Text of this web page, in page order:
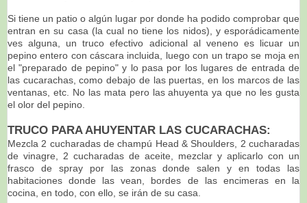
Si tiene un patio o algún lugar por donde ha podido comprobar que
entran en su casa (la cual no tiene los nidos), y esporádicamente
ves alguna, un truco efectivo adicional al veneno es licuar un
pepino entero con cáscara incluida, luego con un trapo se moja en
el "preparado de pepino" y lo pasa por los lugares de entrada de
las cucarachas, como debajo de las puertas, en los marcos de las
ventanas, etc. No las mata pero las ahuyenta ya que no les gusta
el olor del pepino.
TRUCO PARA AHUYENTAR LAS CUCARACHAS:
Mezcla 2 cucharadas de champú Head & Shoulders, 2 cucharadas
de vinagre, 2 cucharadas de aceite, mezclar y aplicarlo con un
frasco de spray por las zonas donde salen y en todas las
habitaciones donde las vean, bordes de las encimeras en la
cocina, en todo, con ello, se irán de su casa.